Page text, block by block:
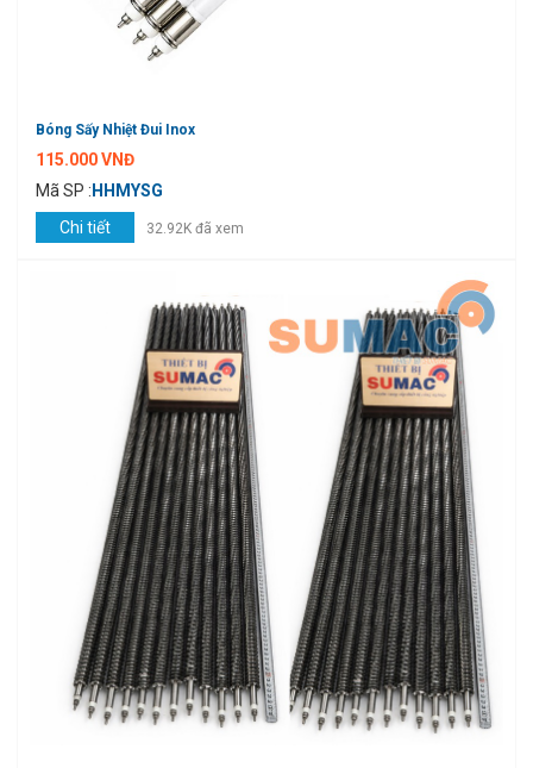
Bóng Sấy Nhiệt Đui Inox
115.000 VNĐ
Mã SP : HHMYSG
Chi tiết
32.92K đã xem